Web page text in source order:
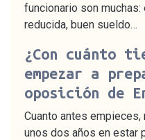
funcionario son
reducida, buen sueldo…
¿Con cuánto
empezar a
oposición de
Cuanto antes empieces,
unos dos años en estar